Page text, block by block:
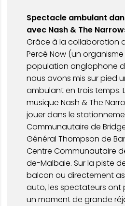
Spectacle ambulant
avec Nash & The
Grâce à la collaboration
Percé Now (un
population anglophone
nous avons mis sur pied
ambulant en trois temps.
musique Nash & The
jouer dans le
Communautaire de
Général Thompson de
Centre Communautaire
de-Malbaie. Sur la piste
balcon ou directement
auto, les spectateurs ont
un moment de grande